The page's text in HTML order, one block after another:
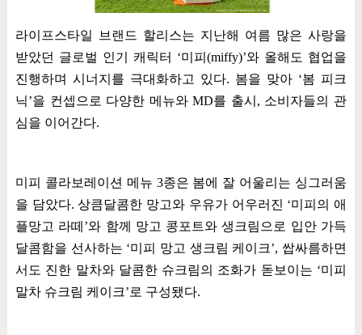
라이프스타일 브랜드 할리스는 지난해 여름 많은 사랑을
받았던 글로벌 인기 캐릭터 ‘미피(miffy)’와 올해도 협업을
진행하며 시너지를 극대화하고 있다. 봄을 맞아 ‘봄 피크
닉’을 컨셉으로 다양한 메뉴와MD를 출시 , 소비자들의 관
심을 이어간다.
미피 콜라보레이션 메뉴 3종은 봄에 잘 어울리는 싱그러움
을 담았다.상큼달콤한 망고와 우유가 어우러진 ‘미피의 애
플망고 라떼 ’와 함께 망고 콩포트와 생크림으로 입안 가득
달콤함을 선사하는 ‘미피 망고 생크림 케이크’, 쌉싸름하면
서도 진한 말차와 달콤한 슈크림의 조화가 돋보이는 ‘미피
말차 슈크림 케이크’로 구성됐다.